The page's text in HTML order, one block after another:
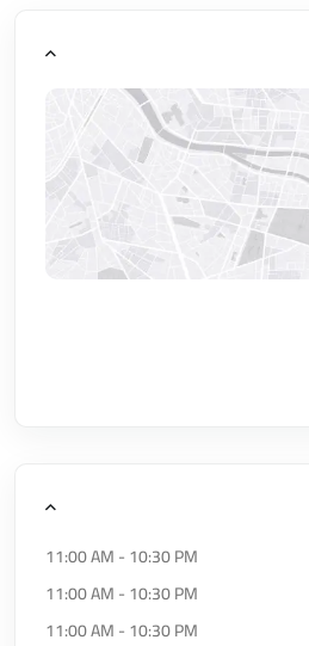
11:00 AM - 10:30 PM
11:00 AM - 10:30 PM
11:00 AM - 10:30 PM